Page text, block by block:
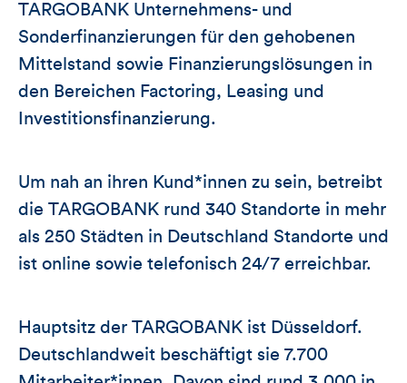
TARGOBANK Unternehmens- und
Sonderfinanzierungen für den gehobenen
Mittelstand sowie Finanzierungslösungen in
den Bereichen Factoring, Leasing und
Investitionsfinanzierung.
Um nah an ihren Kund*innen zu sein, betreibt
die TARGOBANK rund 340 Standorte in mehr
als 250 Städten in Deutschland Standorte und
ist online sowie telefonisch 24/7 erreichbar.
Hauptsitz der TARGOBANK ist Düsseldorf.
Deutschlandweit beschäftigt sie 7.700